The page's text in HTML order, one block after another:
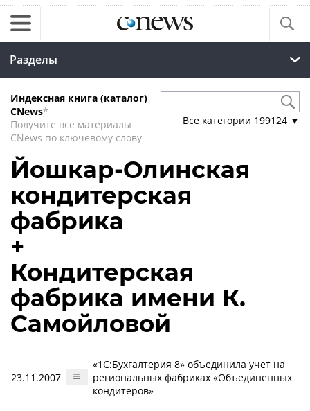
Разделы
Индексная книга (каталог)
CNews*
Получите все материалы
CNews по ключевому слову
Все категории 199124 ▼
Йошкар-Олинская
кондитерская
фабрика
+
Кондитерская
фабрика имени К.
Самойловой
23.11.2007
«1С:Бухгалтерия 8» объединила учет на
региональных фабриках «Объединенных
кондитеров»